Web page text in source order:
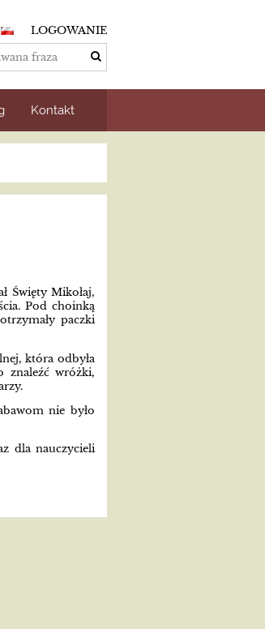
LOGOWANIE
Kontakt
Święty Mikołaj,
Pod choinką
paczki
która odbyła
znaleźć wróżki,
nie było
dla nauczycieli